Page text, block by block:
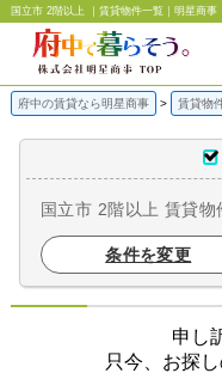
国立市 2階以上 ｜賃貸物件一覧｜明星商事
府中の賃貸なら明星商事 賃貸物
国立市 2階以上 賃貸物
条件を変更
申し
只今、お探